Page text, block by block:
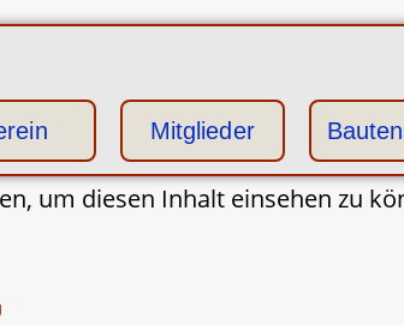
Mitglieder
um diesen Inhalt einsehen zu